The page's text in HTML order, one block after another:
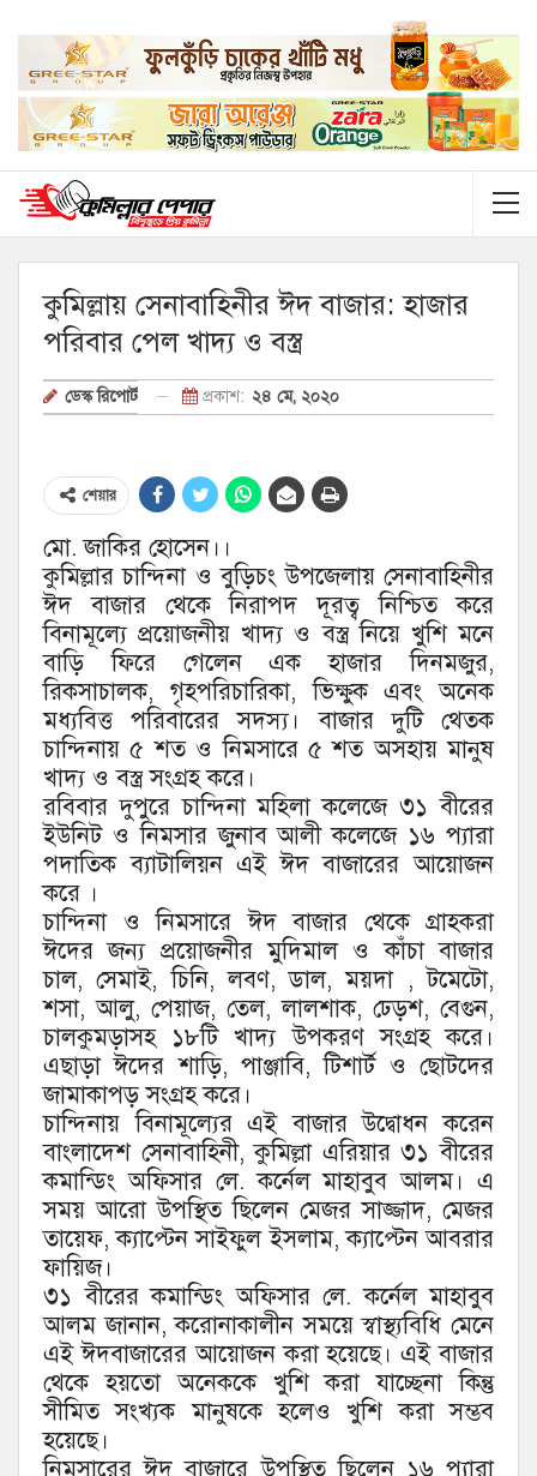
কুমিল্লায় সেনাবাহিনীর ঈদ বাজার: হাজার
পরিবার পেল খাদ্য ও বস্ত্র
ডেস্ক রিপোর্ট প্রকাশ: ২৪ মে, ২০২০
শেয়ার
মো. জাকির হোসেন।।
কুমিল্লার চান্দিনা ও বুড়িচং উপজেলায় সেনাবাহিনীর
ঈদ বাজার থেকে নিরাপদ দূরত্ব নিশ্চিত করে
বিনামূল্যে প্রয়োজনীয় খাদ্য ও বস্ত্র নিয়ে খুশি মনে
বাড়ি ফিরে গেলেন এক হাজার দিনমজুর,
রিকসাচালক, গৃহপরিচারিকা, ভিক্ষুক এবং অনেক
মধ্যবিত্ত পরিবারের সদস্য। বাজার দুটি থেতক
চান্দিনায় ৫ শত ও নিমসারে ৫ শত অসহায় মানুষ
খাদ্য ও বস্ত্র সংগ্রহ করে।
রবিবার দুপুরে চান্দিনা মহিলা কলেজে ৩১ বীরের
ইউনিট ও নিমসার জুনাব আলী কলেজে ১৬ প্যারা
পদাতিক ব্যাটালিয়ন এই ঈদ বাজারের আয়োজন
করে ।
চান্দিনা ও নিমসারে ঈদ বাজার থেকে গ্রাহকরা
ঈদের জন্য প্রয়োজনীর মুদিমাল ও কাঁচা বাজার
চাল, সেমাই, চিনি, লবণ, ডাল, ময়দা , টমেটো,
শসা, আলু, পেয়াজ, তেল, লালশাক, ঢেড়শ, বেগুন,
চালকুমড়াসহ ১৮টি খাদ্য উপকরণ সংগ্রহ করে।
এছাড়া ঈদের শাড়ি, পাঞ্জাবি, টিশার্ট ও ছোটদের
জামাকাপড় সংগ্রহ করে।
চান্দিনায় বিনামূল্যের এই বাজার উদ্বোধন করেন
বাংলাদেশ সেনাবাহিনী, কুমিল্লা এরিয়ার ৩১ বীরের
কমান্ডিং অফিসার লে. কর্নেল মাহাবুব আলম। এ
সময় আরো উপস্থিত ছিলেন মেজর সাজ্জাদ, মেজর
তায়েফ, ক্যাপ্টেন সাইফুল ইসলাম, ক্যাপ্টেন আবরার
ফায়িজ।
৩১ বীরের কমান্ডিং অফিসার লে. কর্নেল মাহাবুব
আলম জানান, করোনাকালীন সময়ে স্বাস্থ্যবিধি মেনে
এই ঈদবাজারের আয়োজন করা হয়েছে। এই বাজার
থেকে হয়তো অনেককে খুশি করা যাচ্ছেনা কিন্তু
সীমিত সংখ্যক মানুষকে হলেও খুশি করা সম্ভব
হয়েছে।
নিমসারের ঈদ বাজারে উপস্থিত ছিলেন ১৬ প্যারা